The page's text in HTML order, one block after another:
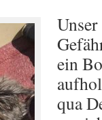
ein
qua